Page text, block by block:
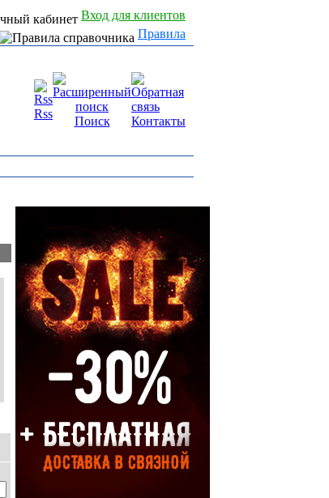
Вход для клиентов
Правила
Rss
Поиск Контакты